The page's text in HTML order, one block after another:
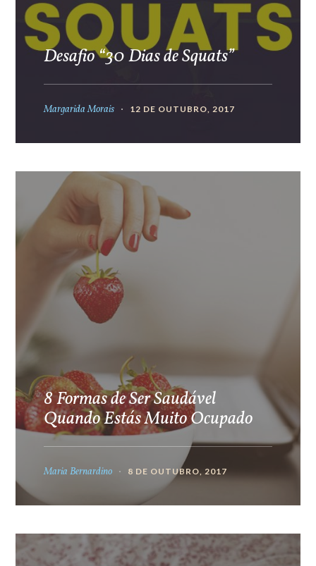
Desafio “30 Dias de Squats”
Margarida Morais 12 DE OUTUBRO, 2017
8 Formas de Ser Saudável
Quando Estás Muito Ocupado
Maria Bernardino 8 DE OUTUBRO, 2017